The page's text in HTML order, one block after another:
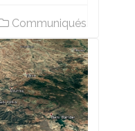
Communiqués